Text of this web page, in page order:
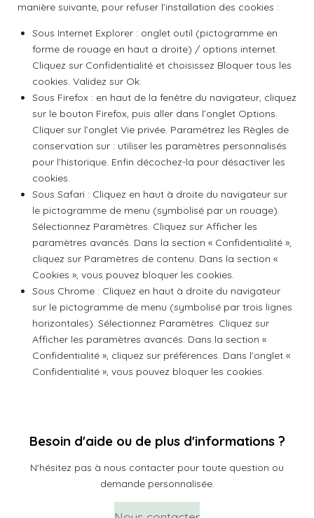
manière suivante, pour refuser l’installation des cookies :
Sous Internet Explorer : onglet outil (pictogramme en
forme de rouage en haut a droite) / options internet.
Cliquez sur Confidentialité et choisissez Bloquer tous les
cookies. Validez sur Ok.
Sous Firefox : en haut de la fenêtre du navigateur, cliquez
sur le bouton Firefox, puis aller dans l’onglet Options.
Cliquer sur l’onglet Vie privée. Paramétrez les Règles de
conservation sur : utiliser les paramètres personnalisés
pour l’historique. Enfin décochez-la pour désactiver les
cookies.
Sous Safari : Cliquez en haut à droite du navigateur sur
le pictogramme de menu (symbolisé par un rouage).
Sélectionnez Paramètres. Cliquez sur Afficher les
paramètres avancés. Dans la section « Confidentialité »,
cliquez sur Paramètres de contenu. Dans la section «
Cookies », vous pouvez bloquer les cookies.
Sous Chrome : Cliquez en haut à droite du navigateur
sur le pictogramme de menu (symbolisé par trois lignes
horizontales). Sélectionnez Paramètres. Cliquez sur
Afficher les paramètres avancés. Dans la section «
Confidentialité », cliquez sur préférences. Dans l’onglet «
Confidentialité », vous pouvez bloquer les cookies.
Besoin d'aide ou de plus d'informations ?
N'hésitez pas à nous contacter pour toute question ou
demande personnalisée.